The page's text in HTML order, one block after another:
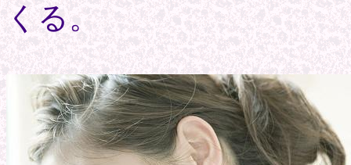
くる。